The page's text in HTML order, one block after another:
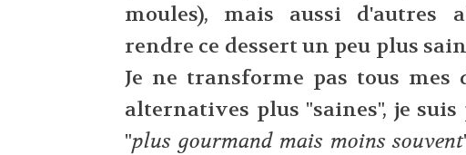
moules), mais aussi d'autres
rendre ce dessert un peu plus
Je ne transforme pas tous mes
alternatives plus "saines", je
"plus gourmand mais moins souvent